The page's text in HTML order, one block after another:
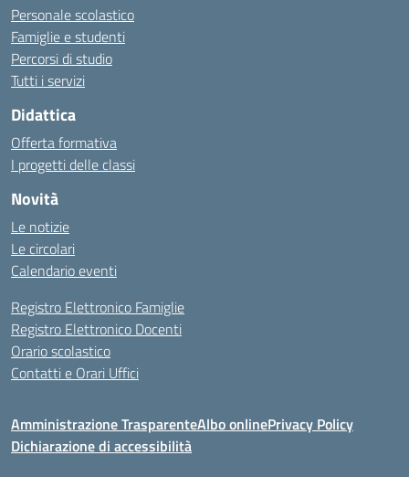
Personale scolastico
Famiglie e studenti
Percorsi di studio
Tutti i servizi
Didattica
Offerta formativa
I progetti delle classi
Novità
Le notizie
Le circolari
Calendario eventi
Registro Elettronico Famiglie
Registro Elettronico Docenti
Orario scolastico
Contatti e Orari Uffici
Amministrazione TrasparenteAlbo onlinePrivacy Policy
Dichiarazione di accessibilità